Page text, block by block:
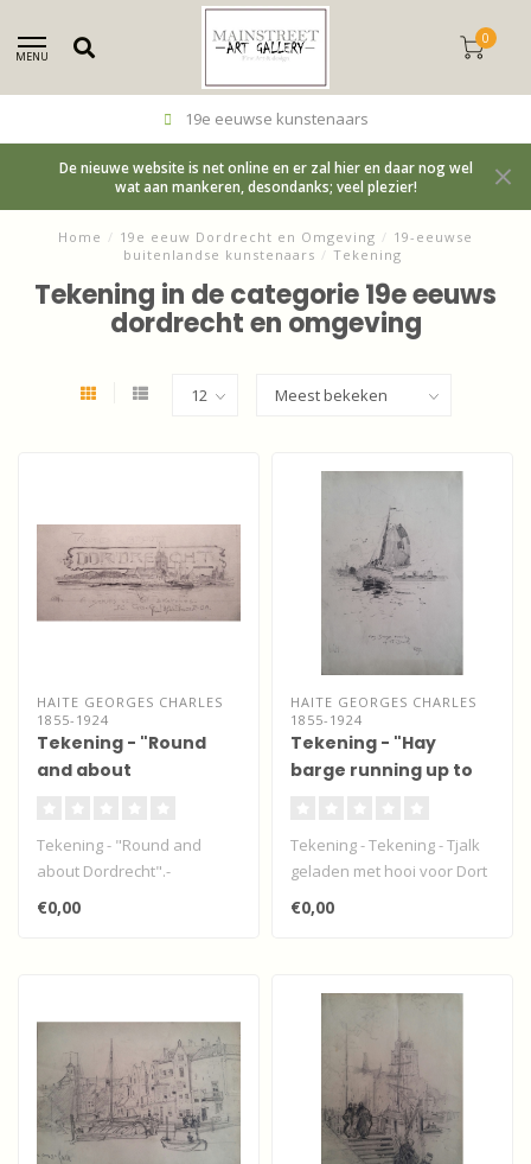
MENU
0
19e eeuwse kunstenaars
De nieuwe website is net online en er zal hier en daar nog wel
wat aan mankeren, desondanks; veel plezier!
Home / 19e eeuw Dordrecht en Omgeving / 19-eeuwse
buitenlandse kunstenaars / Tekening
Tekening in de categorie 19e eeuws
dordrecht en omgeving
HAITE GEORGES CHARLES
1855-1924
Tekening - "Round
and about
Tekening - "Round and
about Dordrecht".-
gesigneerd Geo. C. Haité. "A
series of..
€0,00
HAITE GEORGES CHARLES
1855-1924
Tekening - "Hay
barge running up to
Tekening - Tekening - Tjalk
geladen met hooi voor Dort
- Dordrecht- gesigneerd G..
€0,00